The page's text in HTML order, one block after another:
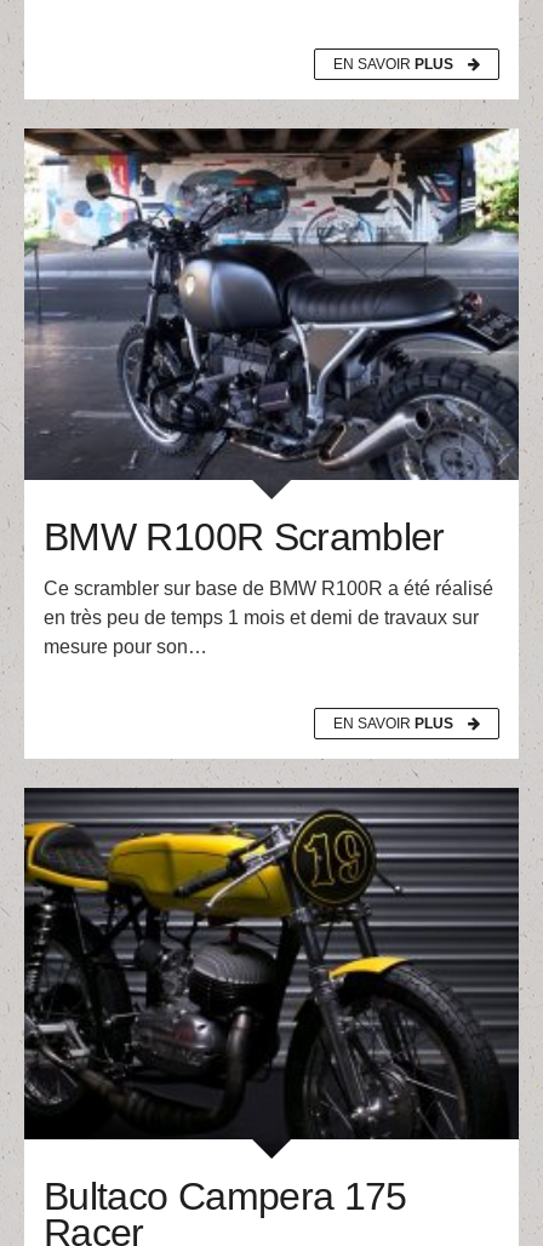
EN SAVOIR PLUS
BMW R100R Scrambler
Ce scrambler sur base de BMW R100R a été réalisé
en très peu de temps 1 mois et demi de travaux sur
mesure pour son…
EN SAVOIR PLUS
Bultaco Campera 175
Racer